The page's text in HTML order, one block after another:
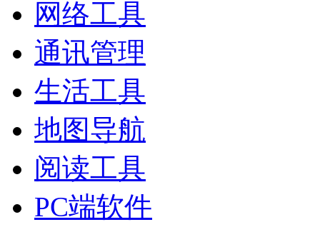
网络工具
通讯管理
生活工具
地图导航
阅读工具
PC端软件